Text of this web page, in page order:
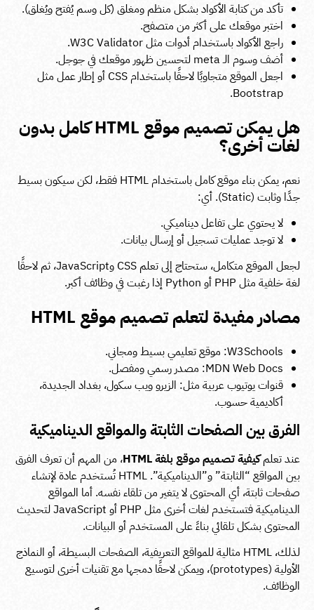
تأكد من كتابة الأكواد بشكل منظم ومغلق (كل وسم يُفتح ويُغلق).
اختبر موقعك على أكثر من متصفح.
راجع الأكواد باستخدام أدوات مثلW3C Validator
.
أضف وسوم الـmeta لتحسين ظهور موقعك في جوجل.
اجعل الموقع متجاوبًا لاحقًا باستخدام CSS أو إطار عمل مثل
Bootstrap.
هل يمكن تصميم موقع HTML كامل بدون
لغات أخرى؟
نعم، يمكن بناء موقع كامل باستخدام HTML فقط، لكن سيكون بسيط
جدًا وثابت (Static). أي:
لا يحتوي على تفاعل ديناميكي.
لا توجد عمليات تسجيل أو إرسال بيانات.
لجعل الموقع متكامل، ستحتاج إلى تعلم CSS وJavaScript، ثم لاحقًا
لغة خلفية مثل PHP أو Python إذا رغبت في وظائف أكبر.
مصادر مفيدة لتعلم تصميم موقع HTML
W3Schools: موقع تعليمي بسيط ومجاني.
MDN Web Docs: مصدر رسمي ومفصل.
قنوات يوتيوب عربية مثل: الزيرو ويب سكول، بغداد الجديدة،
أكاديمية حسوب.
الفرق بين الصفحات الثابتة والمواقع الديناميكية
عند تعلمكيفية تصميم موقع بلغة HTML
، من المهم أن تعرف الفرق
بين المواقع “الثابتة” و”الديناميكية”. HTML تُستخدم عادة لإنشاء
صفحات ثابتة، أي المحتوى لا يتغير من تلقاء نفسه. أما المواقع
الديناميكية فتستخدم لغات أخرى مثل PHP أو JavaScript لتحديث
المحتوى بشكل تلقائي بناءً على المستخدم أو البيانات.
لذلك، HTML مثالية للمواقع التعريفية، الصفحات البسيطة، أو النماذج
الأولية (prototypes)، ويمكن لاحقًا دمجها مع تقنيات أخرى لتوسيع
الوظائف.